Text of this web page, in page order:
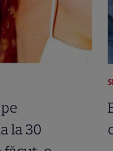
la 30